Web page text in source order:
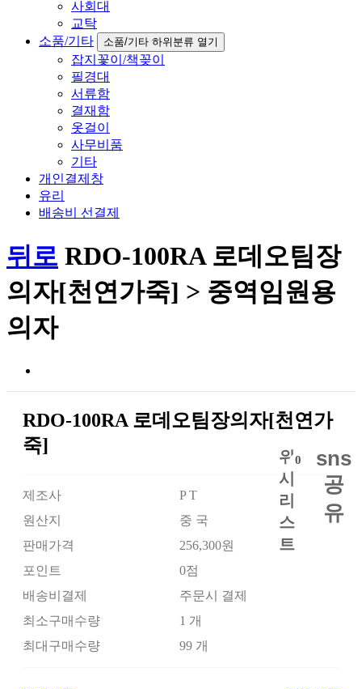
사회대
교탁
소품/기타
소품/기타 하위분류 열기
잡지꽃이/책꽂이
필경대
서류함
결재함
옷걸이
사무비품
기타
개인결제창
유리
배송비 선결제
뒤로 RDO-100RA 로데오팀장
의자[천연가죽] > 중역임원용
의자
RDO-100RA 로데오팀장의자[천연가
죽]
위
시
리
스
트
0
sns
공
유
제조사
P T
원산지
중 국
판매가격
256,300원
포인트
0점
배송비결제
주문시 결제
최소구매수량
1 개
최대구매수량
99 개